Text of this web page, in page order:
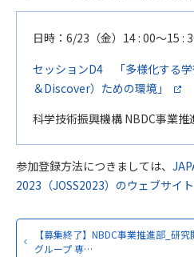
日時：6/23（金）14 : 00～15 :
セッションD4 「多様化する
＆Discover）ための環境」
科学技術振興機構 NBDC事業
参加登録方法につきましては、
2023（JOSS2023）のウェブサイト
【募集終了】NBDC事業推進部_研
グループ 専…